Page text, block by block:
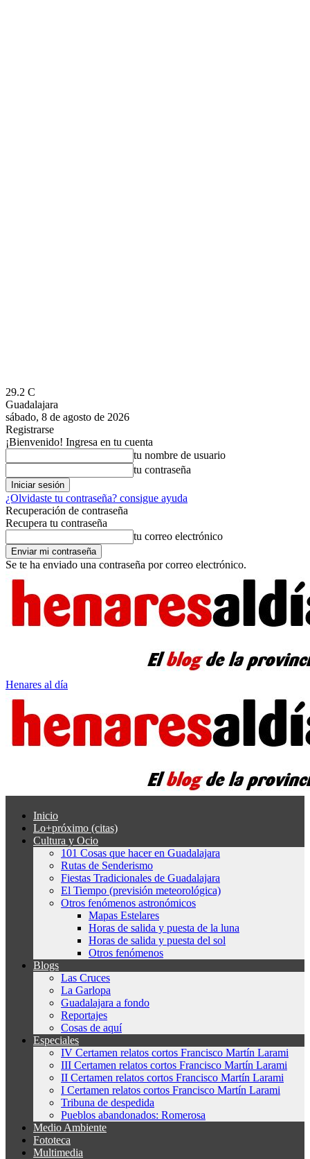
29.2 C
Guadalajara
sábado, 8 de agosto de 2026
Registrarse
¡Bienvenido! Ingresa en tu cuenta
tu nombre de usuario
tu contraseña
¿Olvidaste tu contraseña? consigue ayuda
Recuperación de contraseña
Recupera tu contraseña
tu correo electrónico
Se te ha enviado una contraseña por correo electrónico.
Henares al día
Inicio
Lo+próximo (citas)
Cultura y Ocio
101 Cosas que hacer en Guadalajara
Rutas de Senderismo
Fiestas Tradicionales de Guadalajara
El Tiempo (previsión meteorológica)
Otros fenómenos astronómicos
Mapas Estelares
Horas de salida y puesta de la luna
Horas de salida y puesta del sol
Otros fenómenos
Blogs
Las Cruces
La Garlopa
Guadalajara a fondo
Reportajes
Cosas de aquí
Especiales
IV Certamen relatos cortos Francisco Martín Larami
III Certamen relatos cortos Francisco Martín Larami
II Certamen relatos cortos Francisco Martín Larami
I Certamen relatos cortos Francisco Martín Larami
Tribuna de despedida
Pueblos abandonados: Romerosa
Medio Ambiente
Fototeca
Multimedia